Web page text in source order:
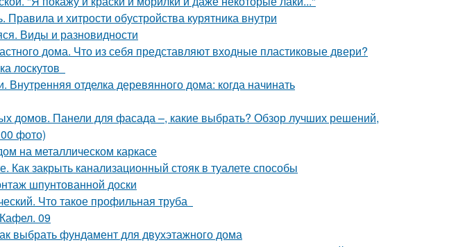
Правила и хитрости обустройства курятника внутри
Виды и разновидности
дома. Что из себя представляют входные пластиковые двери?
лоскутов
отделка деревянного дома: когда начинать
домов. Панели для фасада –, какие выбрать? Обзор лучших решений,
фото)
на металлическом каркасе
Как закрыть канализационный стояк в туалете способы
шпунтованной доски
Что такое профильная труба
09
выбрать фундамент для двухэтажного дома